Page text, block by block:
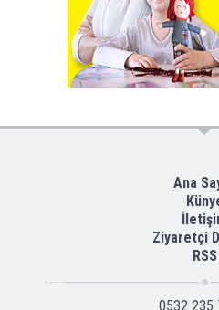
Ana
Ziyaretçi
RSS
0532 235